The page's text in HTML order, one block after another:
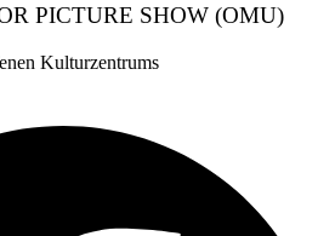
PICTURE SHOW (OMU)
Kulturzentrums